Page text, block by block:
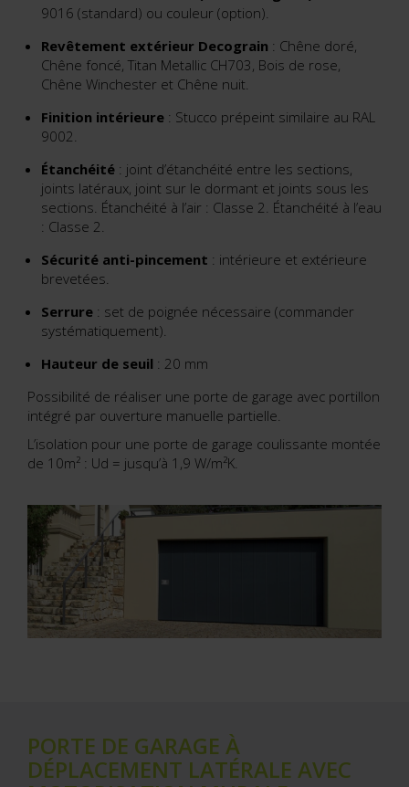
9016 (standard) ou couleur (option).
Revêtement extérieur Decograin : Chêne doré,
Chêne foncé, Titan Metallic CH703, Bois de rose,
Chêne Winchester et Chêne nuit.
Finition intérieure : Stucco prépeint similaire au RAL
9002.
Étanchéité : joint d’étanchéité entre les sections,
joints latéraux, joint sur le dormant et joints sous les
sections. Étanchéité à l’air : Classe 2. Étanchéité à l’eau
: Classe 2.
Sécurité anti-pincement : intérieure et extérieure
brevetées.
Serrure : set de poignée nécessaire (commander
systématiquement).
Hauteur de seuil : 20 mm
Possibilité de réaliser une porte de garage avec portillon
intégré par ouverture manuelle partielle.
L’isolation pour une porte de garage coulissante montée
de 10m² : Ud = jusqu’à 1,9 W/m²K.
PORTE DE GARAGE À
DÉPLACEMENT LATÉRALE AVEC